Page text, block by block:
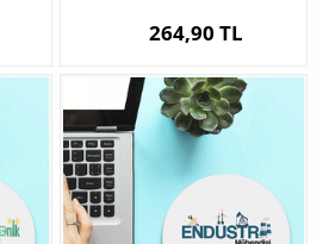
264,90 TL